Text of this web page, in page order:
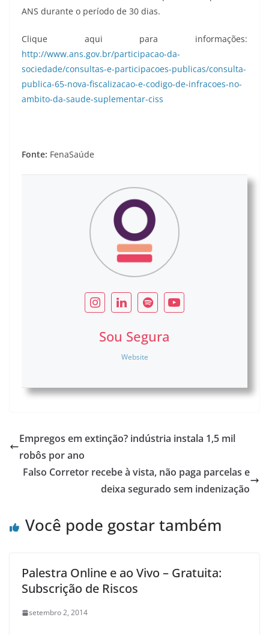
ANS durante o período de 30 dias.
Clique aqui para informações:
http://www.ans.gov.br/participacao-da-
sociedade/consultas-e-participacoes-publicas/consulta-
publica-65-nova-fiscalizacao-e-codigo-de-infracoes-no-
ambito-da-saude-suplementar-ciss
Fonte: FenaSaúde
Sou Segura
Website
Empregos em extinção? indústria instala 1,5 mil
robôs por ano
Falso Corretor recebe à vista, não paga parcelas e
deixa segurado sem indenização
Você pode gostar também
Palestra Online e ao Vivo – Gratuita:
Subscrição de Riscos
setembro 2, 2014